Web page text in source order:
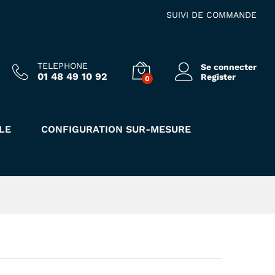
SUIVI DE COMMANDE
TELEPHONE
01 48 49 10 92 0
Se connecter
Register
CONFIGURATION SUR-MESURE
Ajouter au panier